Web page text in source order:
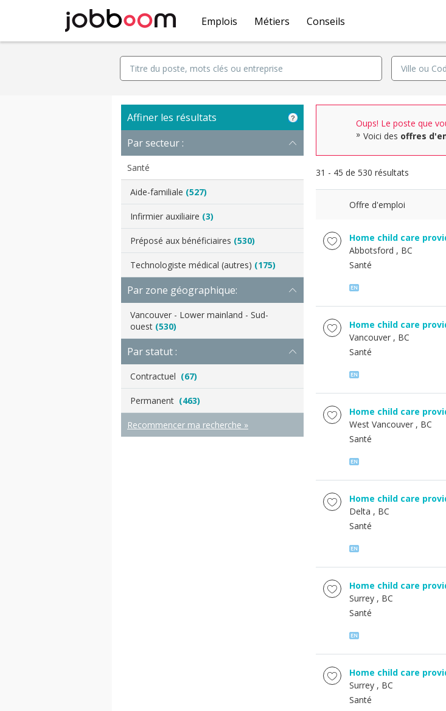
Emplois Métiers Conseils
Affiner les résultats
Par secteur :
Santé
Aide-familiale (527)
Infirmier auxiliaire (3)
Préposé aux bénéficiaires (530)
Technologiste médical (autres) (175)
Par zone géographique:
Vancouver - Lower mainland - Sud-
ouest (530)
Par statut :
Contractuel (67)
Permanent (463)
Recommencer ma recherche »
Oups! Le poste que
Voici des offres
31 - 45 de 530 résultats
Offre d'emploi
Home child care
Abbotsford , BC
Santé
Home child care
Vancouver , BC
Santé
Home child care
West Vancouver , BC
Santé
Home child care
Delta , BC
Santé
Home child care
Surrey , BC
Santé
Home child care
Surrey , BC
Santé